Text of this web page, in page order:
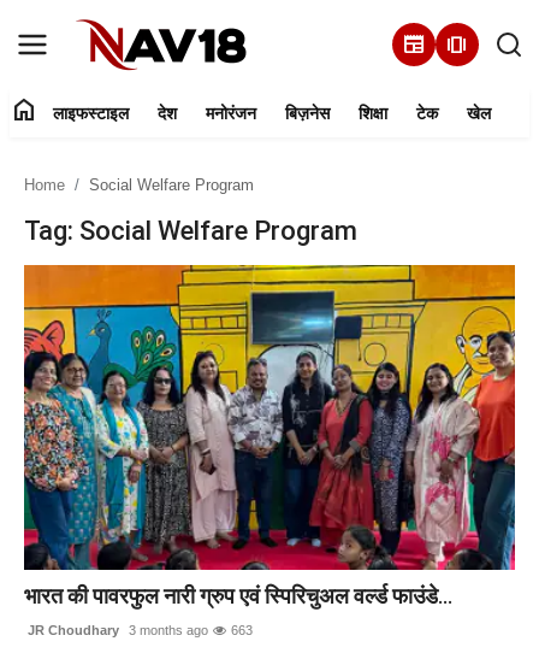
newspaper amp_stories
देश
मनोरंजन
बिज़नेस
हमारे बारे में
शिक्षा
टेक
खेल
home लाइफस्टाइल देश मनोरंजन बिज़नेस शिक्षा टेक खेल
Home Social Welfare Program
Tag: Social Welfare Program
भारत की पावरफुल नारी ग्रुप एवं स्पिरिचुअल वर्ल्ड फाउंडे...
JR Choudhary 3 months ago 663